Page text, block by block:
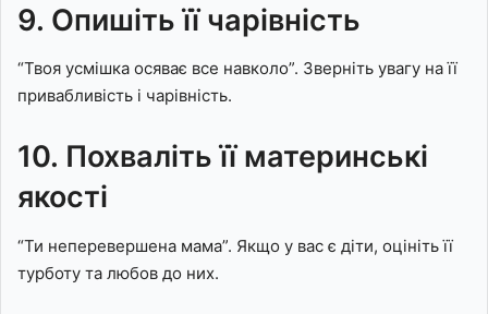
9. Опишіть її чарівність
“Твоя усмішка осяває все навколо”. Зверніть увагу на її
привабливість і чарівність.
10. Похваліть її материнські
якості
“Ти неперевершена мама”. Якщо у вас є діти, оцініть її
турботу та любов до них.